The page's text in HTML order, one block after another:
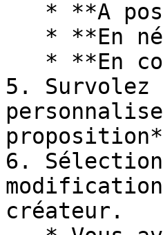
5. Survolez
6.
créateur.